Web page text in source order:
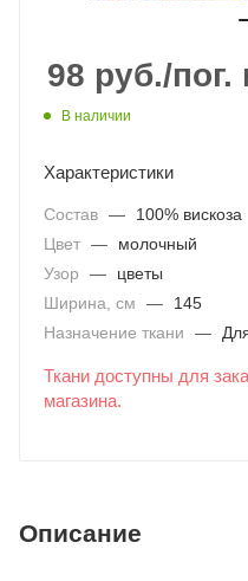
98 руб./пог.
В наличии
Характеристики
Состав —
100% вискоза
Цвет —
молочный
Узор
—
цветы
Ширина, см
—
145
Назначение ткани
—
Ткани доступны для
магазина.
Описание